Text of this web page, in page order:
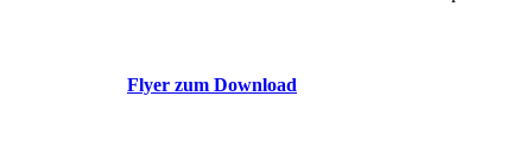
Flyer zum Download